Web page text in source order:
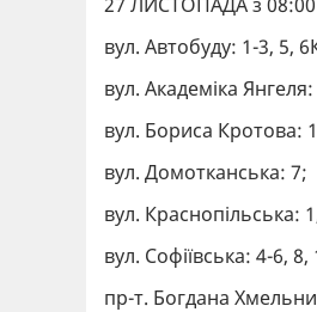
вул. Автобуду: 1-3, 5,
вул. Академіка
вул. Бориса Кротова:
вул. Домотканська: 7;
вул. Краснопільська:
вул. Софіївська: 4-6, 8,
пр-т. Богдана